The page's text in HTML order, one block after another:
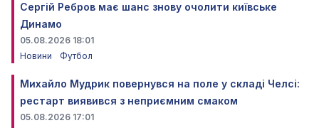
Сергій Ребров має шанс знову очолити київське
Динамо
05.08.2026 18:01
Новини
Футбол
Михайло Мудрик повернувся на поле у складі Челсі:
рестарт виявився з неприємним смаком
05.08.2026 17:01